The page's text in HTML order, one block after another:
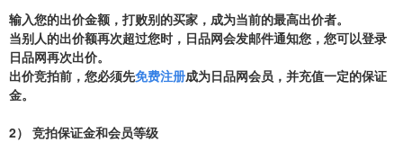
输入您的出价金额，打败别的买家，成为当前的最高出价者。
当别人的出价额再次超过您时，日品网会发邮件通知您，您可以登录
日品网再次出价。
出价竞拍前，您必须先免费注册成为日品网会员，并充值一定的保证
金。
2） 竞拍保证金和会员等级